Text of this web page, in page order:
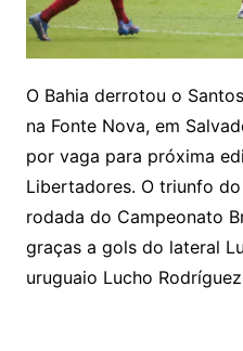
O Bahia derrotou o
na Fonte Nova, em
por vaga para próxima
Libertadores. O triunfo
rodada do Campeonato
graças a gols do lateral
uruguaio Lucho